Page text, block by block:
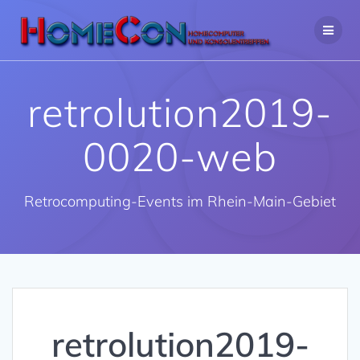
Inhalt
springen
retrolution2019-
0020-web
Retrocomputing-Events im Rhein-Main-Gebiet
retrolution2019-